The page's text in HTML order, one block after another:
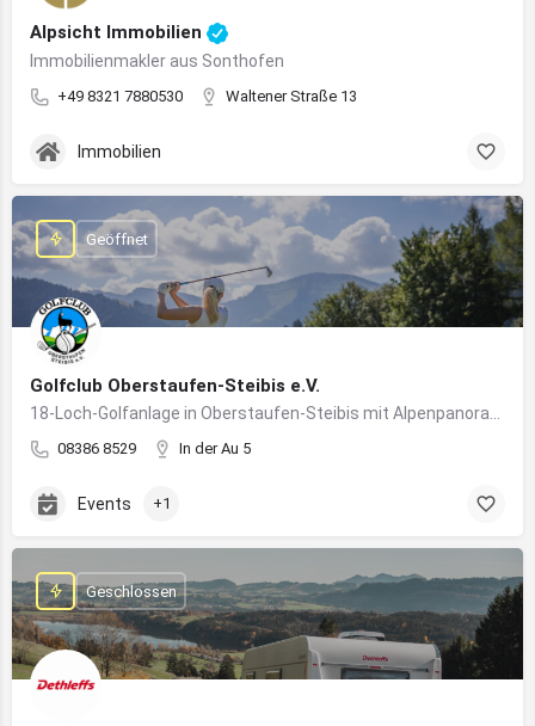
Alpsicht Immobilien
Immobilienmakler aus Sonthofen
+49 8321 7880530 Waltener Straße 13
Immobilien
Golfclub Oberstaufen-Steibis e.V.
08386 8529 In der Au 5
Geöffnet
Events +1
Geschlossen